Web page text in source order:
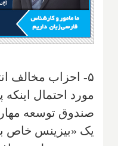
۵- احزاب مخالف
صندوق توسعه
یک «بیزینس خاص